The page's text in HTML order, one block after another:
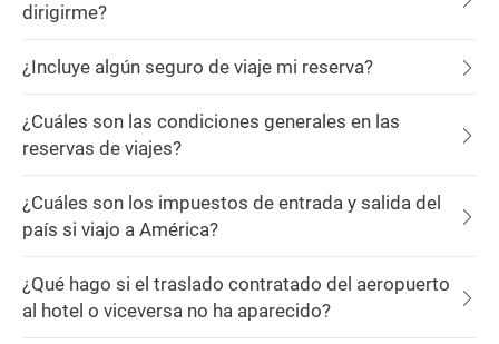
dirigirme?
¿Incluye algún seguro de viaje mi reserva?
¿Cuáles son las condiciones generales en las
reservas de viajes?
¿Cuáles son los impuestos de entrada y salida del
país si viajo a América?
¿Qué hago si el traslado contratado del aeropuerto
al hotel o viceversa no ha aparecido?